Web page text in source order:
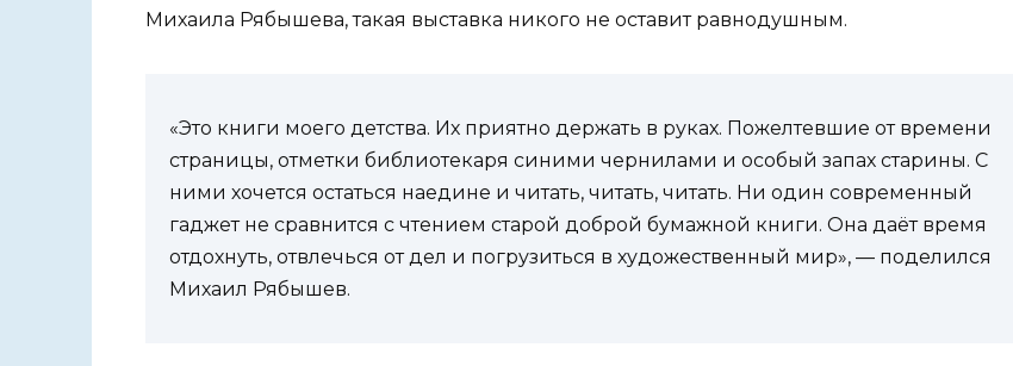
Михаила Рябышева, такая выставка никого не оставит равнодушным.
«Это книги моего детства. Их приятно держать в руках. Пожелтевшие от времени
страницы, отметки библиотекаря синими чернилами и особый запах старины. С
ними хочется остаться наедине и читать, читать, читать. Ни один современный
гаджет не сравнится с чтением старой доброй бумажной книги. Она даёт время
отдохнуть, отвлечься от дел и погрузиться в художественный мир», — поделился
Михаил Рябышев.